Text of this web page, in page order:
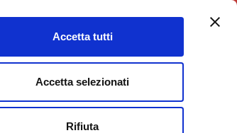
Accetta tutti
Accetta selezionati
Rifiuta
Charity Point
DONA ORA